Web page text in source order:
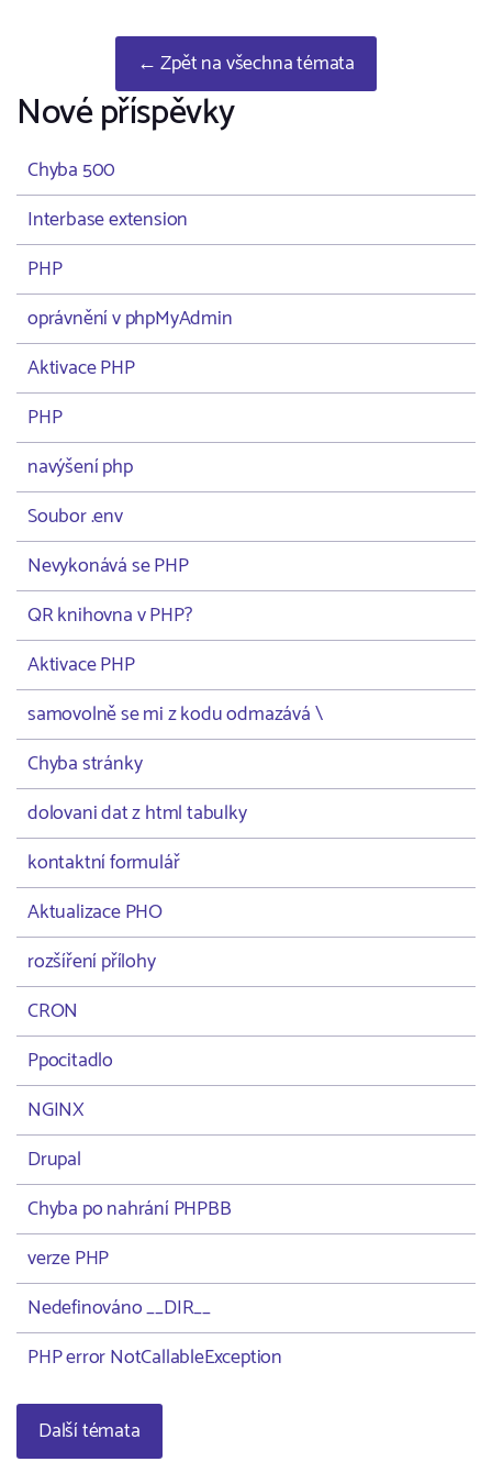
← Zpět na všechna témata
Nové příspěvky
Chyba 500
Interbase extension
PHP
oprávnění v phpMyAdmin
Aktivace PHP
PHP
navýšení php
Soubor .env
Nevykonává se PHP
QR knihovna v PHP?
Aktivace PHP
samovolně se mi z kodu odmazává \
Chyba stránky
dolovani dat z html tabulky
kontaktní formulář
Aktualizace PHO
rozšíření přílohy
CRON
Ppocitadlo
NGINX
Drupal
Chyba po nahrání PHPBB
verze PHP
Nedefinováno __DIR__
PHP error NotCallableException
Další témata